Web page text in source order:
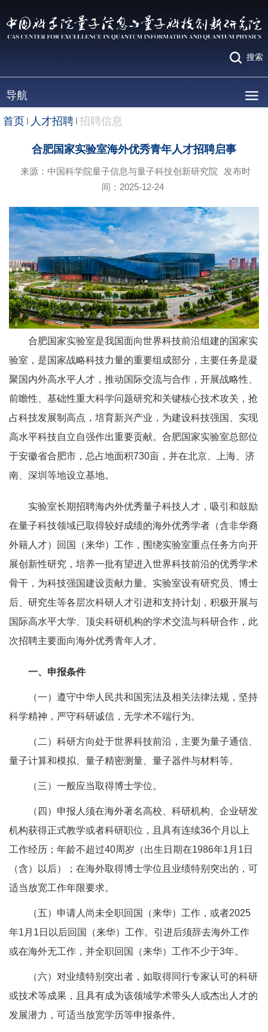
搜索
导航
首页 人才招聘 招聘信息
合肥国家实验室海外优秀青年人才招聘启事
来源：中国科学院量子信息与量子科技创新研究院
发布时
间：2025-12-24
合肥国家实验室是我国面向世界科技前沿组建的国家实
验室，是国家战略科技力量的重要组成部分，主要任务是凝
聚国内外高水平人才，推动国际交流与合作，开展战略性、
前瞻性、基础性重大科学问题研究和关键核心技术攻关，抢
占科技发展制高点，培育新兴产业，为建设科技强国、实现
高水平科技自立自强作出重要贡献。合肥国家实验室总部位
于安徽省合肥市，总占地面积730亩，并在北京、上海、济
南、深圳等地设立基地。
实验室长期招聘海内外优秀量子科技人才，吸引和鼓励
在量子科技领域已取得较好成绩的海外优秀学者（含非华裔
外籍人才）回国（来华）工作，围绕实验室重点任务方向开
展创新性研究，培养一批有望进入世界科技前沿的优秀学术
骨干，为科技强国建设贡献力量。实验室设有研究员、博士
后、研究生等各层次科研人才引进和支持计划，积极开展与
国际高水平大学、顶尖科研机构的学术交流与科研合作，此
次招聘主要面向海外优秀青年人才。
一、申报条件
（一）遵守中华人民共和国宪法及相关法律法规，坚持
科学精神，严守科研诚信，无学术不端行为。
（二）科研方向处于世界科技前沿，主要为量子通信、
量子计算和模拟、量子精密测量、量子器件与材料等。
（三）一般应当取得博士学位。
（四）申报人须在海外著名高校、科研机构、企业研发
机构获得正式教学或者科研职位，且具有连续36个月以上
工作经历；年龄不超过40周岁（出生日期在1986年1月1日
（含）以后）；在海外取得博士学位且业绩特别突出的，可
适当放宽工作年限要求。
（五）申请人尚未全职回国（来华）工作，或者2025
年1月1日以后回国（来华）工作。引进后须辞去海外工作
或在海外无工作，并全职回国（来华）工作不少于3年。
（六）对业绩特别突出者，如取得同行专家认可的科研
或技术等成果，且具有成为该领域学术带头人或杰出人才的
发展潜力，可适当放宽学历等申报条件。